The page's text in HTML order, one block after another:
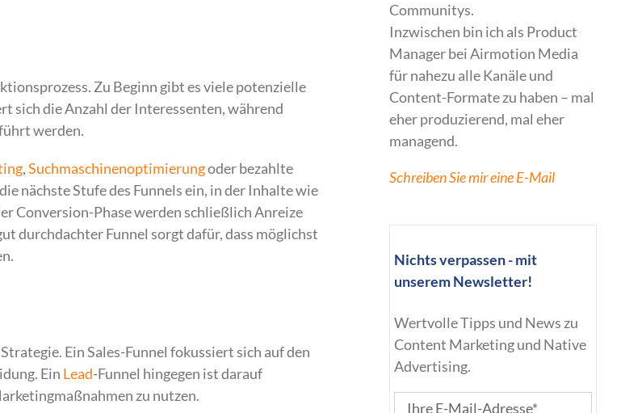
Zu Beginn gibt es viele potenzielle
sich die Anzahl der Interessenten, während
werden.
,Suchmaschinenoptimierungoder bezahlte
nächste Stufe des Funnels ein, in der Inhalte wie
Conversion-Phase werden schließlich Anreize
durchdachter Funnel sorgt dafür, dass möglichst
Ein Sales-Funnel fokussiert sich auf den
Ein Lead-Funnel hingegen ist darauf
zu nutzen.
Communitys.
Inzwischen bin ich als Product
Manager bei Airmotion Media
für nahezu alle Kanäle und
Content-Formate zu haben – mal
eher produzierend, mal eher
managend.
Schreiben Sie mir eine E-Mail
Nichts verpassen - mit
unserem Newsletter!
Wertvolle Tipps und News zu
Content Marketing und Native
Advertising.